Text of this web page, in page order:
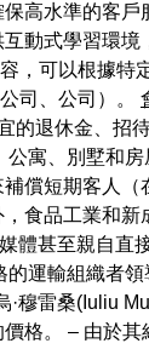
高水準的客
動式學習環
，可以根據
司、公司）。
退休金、招
寓、別墅和
償短期客人
食品工業和
甚至親自
運輸組織者
雷桑(Iuliu
格。 – 由於